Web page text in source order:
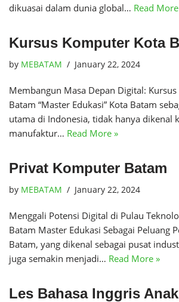
dikuasai dalam dunia global… Read
Kursus Komputer Kota
by MEBATAM January 22, 2024
Membangun Masa Depan Digital:
Batam “Master Edukasi” Kota Batam
utama di Indonesia, tidak hanya dikenal
manufaktur… Read More »
Privat Komputer Batam
by MEBATAM January 22, 2024
Menggali Potensi Digital di Pulau
Batam Master Edukasi Sebagai Peluang
Batam, yang dikenal sebagai pusat
juga semakin menjadi… Read More »
Les Bahasa Inggris